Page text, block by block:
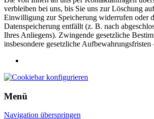
verbleiben bei uns, bis Sie uns zur Löschung
Einwilligung zur Speicherung widerrufen oder
Datenspeicherung entfällt (z. B. nach
Ihres Anliegens). Zwingende gesetzliche
insbesondere gesetzliche
Menü
Navigation überspringen